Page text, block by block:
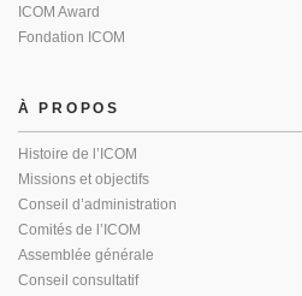
ICOM Award
Fondation ICOM
À PROPOS
Histoire de l’ICOM
Missions et objectifs
Conseil d’administration
Comités de l’ICOM
Assemblée générale
Conseil consultatif